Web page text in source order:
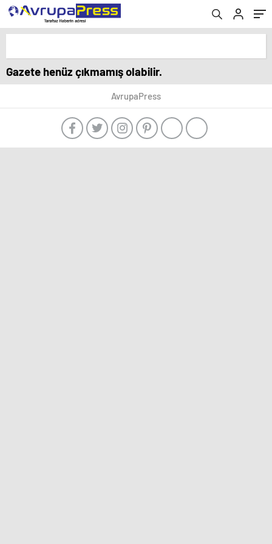
Gazete henüz çıkmamış olabilir.
AvrupaPress